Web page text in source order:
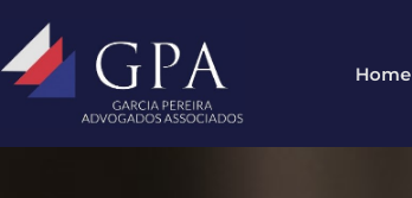
Home